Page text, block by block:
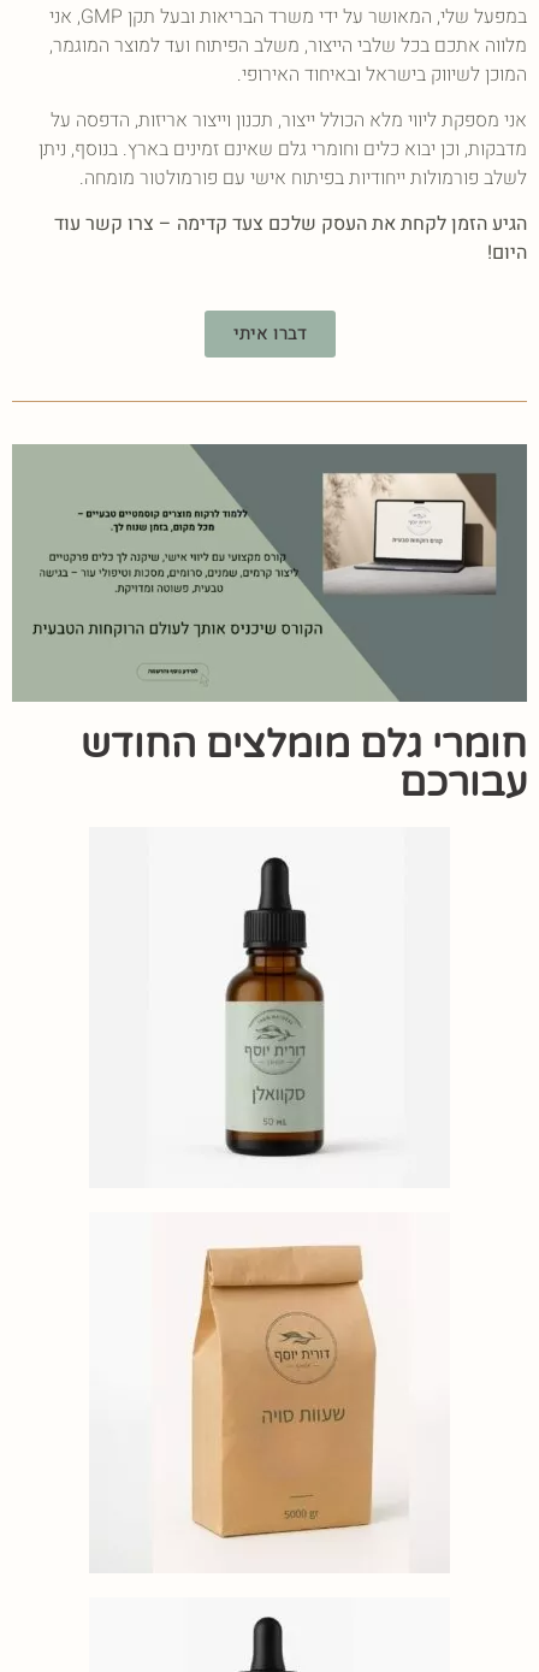
במפעל שלי, המאושר על ידי משרד הבריאות ובעל תקן GMP, אני
מלווה אתכם בכל שלבי הייצור, משלב הפיתוח ועד למוצר המוגמר,
המוכן לשיווק בישראל ובאיחוד האירופי.
אני מספקת ליווי מלא הכולל ייצור, תכנון וייצור אריזות, הדפסה על
מדבקות, וכן יבוא כלים וחומרי גלם שאינם זמינים בארץ. בנוסף, ניתן
לשלב פורמולות ייחודיות בפיתוח אישי עם פורמולטור מומחה.
הגיע הזמן לקחת את העסק שלכם צעד קדימה – צרו קשר עוד
היום!
דברו איתי
חומרי גלם מומלצים החודש
עבורכם